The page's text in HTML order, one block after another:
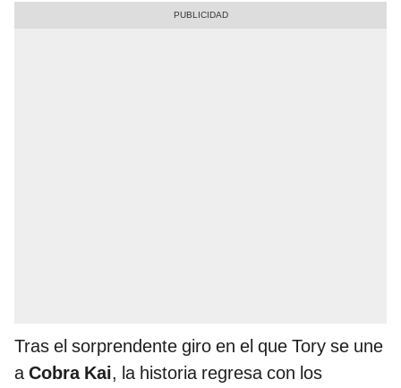
Tras el sorprendente giro en el que Tory se une
aCobra Kai, la historia regresa con los